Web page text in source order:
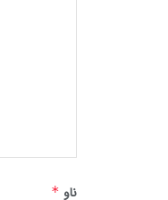
ناو *